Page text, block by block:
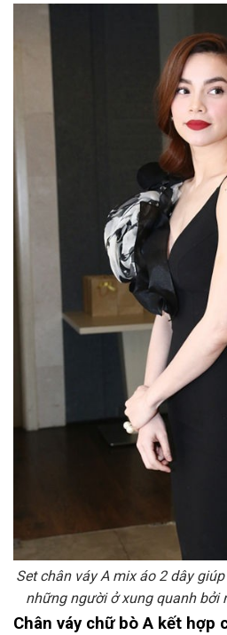
Set chân váy A mix áo 2 dây
những người ở xung quanh bởi
Chân váy chữ bò A kết hợp